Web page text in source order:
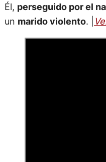
Él, perseguido por el
un marido violento. |